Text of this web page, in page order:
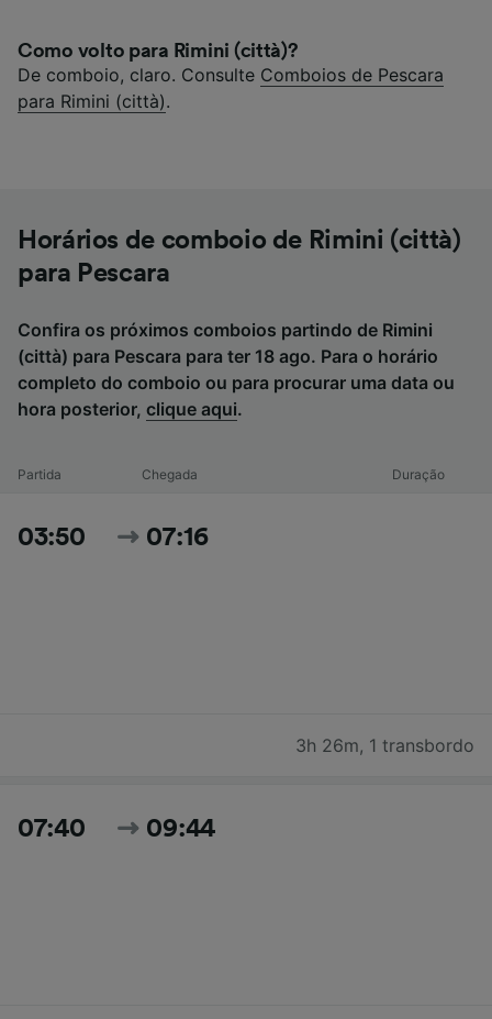
Como volto para Rimini (città)?
De comboio, claro. Consulte Comboios de Pescara
para Rimini (città).
Horários de comboio de Rimini (città)
para Pescara
Confira os próximos comboios partindo de Rimini
(città) para Pescara para ter 18 ago. Para o horário
completo do comboio ou para procurar uma data ou
hora posterior, clique aqui.
Partida Chegada Duração
03:50 07:16
3h 26m, 1 transbordo
07:40 09:44